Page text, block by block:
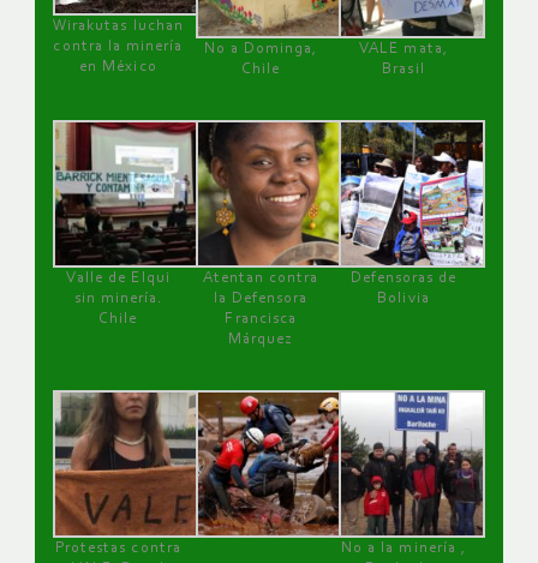
Wirakutas luchan
contra la minería
en México
No a Dominga,
Chile
VALE mata,
Brasil
Valle de Elqui
sin minería.
Chile
Atentan contra
la Defensora
Francisca
Márquez
Defensoras de
Bolivia
Protestas contra
No a la minería ,